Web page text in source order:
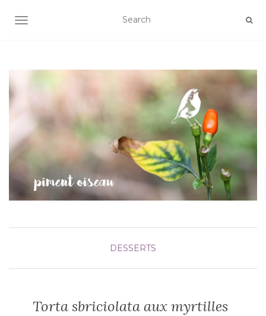
AFFICHER/MASQUER LA NAVIGATION
DESSERTS
Torta sbriciolata aux myrtilles